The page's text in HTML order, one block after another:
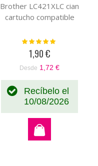
Brother LC421XLC cian
cartucho compatible
Valoración:
1,90 €
Desde 1,72 €
Recíbelo el
10/08/2026